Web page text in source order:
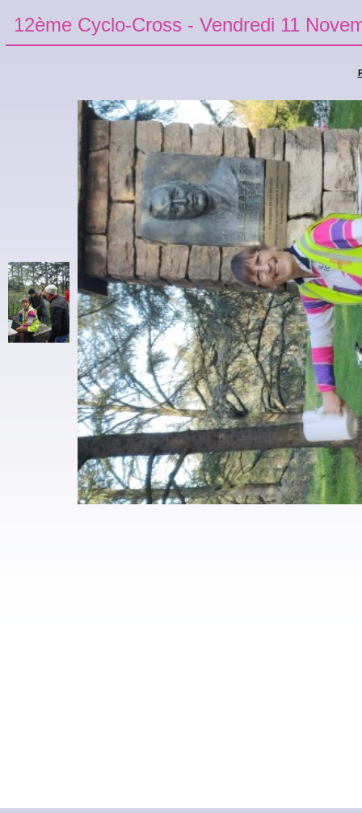
12ème Cyclo-Cross - Vendredi 11